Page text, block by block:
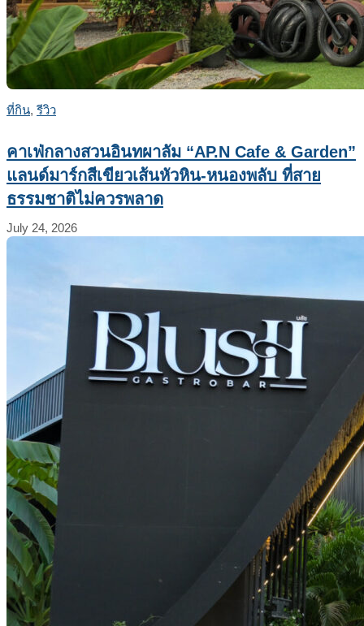
ที่กิน, รีวิว
คาเฟ่กลางสวนอินทผาลัม “AP.N Cafe & Garden”
แลนด์มาร์กสีเขียวเส้นหัวหิน-หนองพลับ ที่สาย
ธรรมชาติไม่ควรพลาด
July 24, 2026